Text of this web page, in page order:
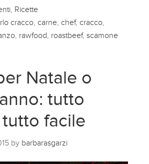
Ricette
cracco carne chef, cracco
rawfood roastbeef,scamone
Natale o
tutto
facile
by barbarasgarzi